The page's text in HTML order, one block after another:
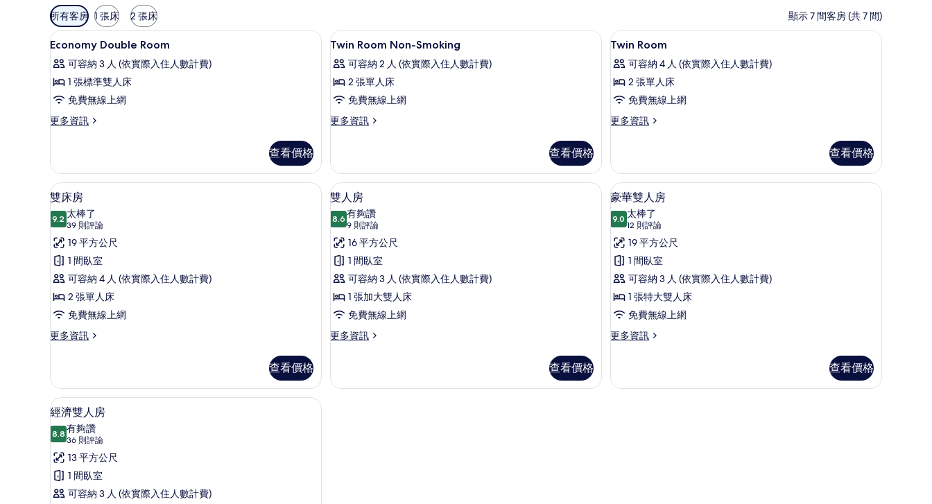
可
用
的
客
房
篩
選
條
所有客房 1 張床 2 張床 顯示 7 間客房 (共 7 間)
顯
示
Economy
Double
Room
的
相
片
羽絨被、書桌、遮光布/窗簾、熨斗/熨衣板
7
Economy Double Room
可容納 3 人 (依實際入住人數計費)
1 張標準雙人床
免費無線上網
更多資訊
更
Room
的
詳
查看價格
顯
示
Twin
Room
Non-
Smoking
有
相
片
羽絨被、書桌、遮光布/窗簾、熨斗/熨衣板
20
Twin Room Non-Smoking
可容納 2 人 (依實際入住人數計費)
2 張單人床
免費無線上網
更多資訊
更
Non-
Smoking
的
情
查看價格
顯
示
Twin
Room
的
所
片
羽絨被、書桌、遮光布/窗簾、熨斗/熨衣板
6
Twin Room
可容納 4 人 (依實際入住人數計費)
2 張單人床
免費無線上網
更多資訊
更
的
詳
情
查看價格
顯
示
雙
床
房
的
所
有
相
羽絨被、書桌、遮光布/窗簾、熨斗/熨衣板
7
雙床房
9.29.2 分，滿分 10 分
太棒了
39 則評論
(39
則
評
論)
19 平方公尺
1 間臥室
可容納 4 人 (依實際入住人數計費)
2 張單人床
免費無線上網
更多資訊
更
房
的
詳
查看價格
顯
示
雙
人
房
的
所
有
相
羽絨被、書桌、遮光布/窗簾、熨斗/熨衣板
7
雙人房
8.68.6 分，滿分 10 分
有夠讚
9 則評論
(9
則
評
論)
16 平方公尺
1 間臥室
可容納 3 人 (依實際入住人數計費)
1 張加大雙人床
免費無線上網
更多資訊
更
房
查看價格
顯
示
豪
華
雙
人
房
的
所
片
羽絨被、書桌、遮光布/窗簾、熨斗/熨衣板
6
豪華雙人房
9.09.0 分，滿分 10 分
太棒了
12 則評論
(12
則
評
論)
19 平方公尺
1 間臥室
可容納 3 人 (依實際入住人數計費)
1 張特大雙人床
免費無線上網
更多資訊
更
雙
查看價格
顯
示
經
濟
雙
人
羽絨被、書桌、遮光布/窗簾、熨斗/熨衣板
8
經濟雙人房
8.88.8 分，滿分 10 分
有夠讚
36 則評論
(36
則
評
論)
13 平方公尺
1 間臥室
可容納 3 人 (依實際入住人數計費)